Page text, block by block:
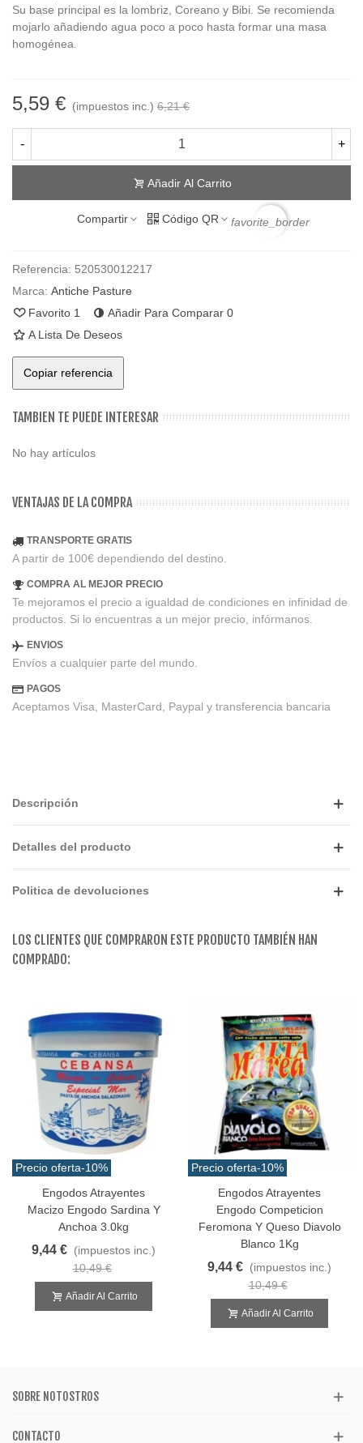
Su base principal es la lombriz, Coreano y Bibi. Se recomienda
mojarlo añadiendo agua poco a poco hasta formar una masa
homogénea.
5,59 € (impuestos inc.) 6,21 €
- +
Añadir Al Carrito
Compartir Código QR favorite_border
Referencia: 520530012217
Marca: Antiche Pasture
Favorito 1 Añadir Para Comparar 0
A Lista De Deseos
Copiar referencia
TAMBIEN TE PUEDE INTERESAR
No hay artículos
VENTAJAS DE LA COMPRA
TRANSPORTE GRATIS
A partir de 100€ dependiendo del destino.
COMPRA AL MEJOR PRECIO
Te mejoramos el precio a igualdad de condiciones en infinidad de
productos. Si lo encuentras a un mejor precio, infórmanos.
ENVIOS
Envíos a cualquier parte del mundo.
PAGOS
Aceptamos Visa, MasterCard, Paypal y transferencia bancaria
Descripción
Detalles del producto
Politica de devoluciones
LOS CLIENTES QUE COMPRARON ESTE PRODUCTO TAMBIÉN HAN
COMPRADO:
Precio oferta-10%
Engodos Atrayentes
Macizo Engodo Sardina Y
Anchoa 3.0kg
9,44 € (impuestos inc.)
10,49 €
Añadir Al Carrito
Precio oferta-10%
Engodos Atrayentes
Engodo Competicion
Feromona Y Queso Diavolo
Blanco 1Kg
9,44 € (impuestos inc.)
10,49 €
Añadir Al Carrito
SOBRE NOTOSTROS
CONTACTO